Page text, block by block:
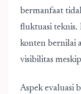
bermanfaat
fluktuasi teknis.
konten bernilai
visibilitas
Aspek evaluasi